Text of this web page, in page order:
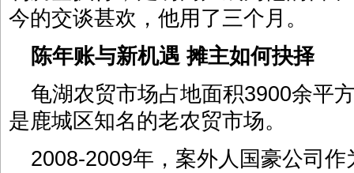
今的交谈甚欢，他用了三个月。
陈年账与新机遇摊主如何抉择
龟湖农贸市场占地面积3900余平
是鹿城区知名的老农贸市场。
2008-2009年，案外人国豪公司